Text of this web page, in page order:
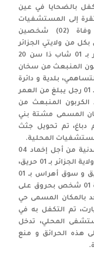
التكفل بالضحايا في عين
إلى المستشفيات
المحلية، للعلم تم تسجيل وفاة (02) شخصين
من ولايتي الجزائر
وقالمة، ولاية الجزائر يتعلق الأمر بـ 01 شاب ذا سن 20
المنبعث من سخان
بلدية و دائرة
الرويبة، ولاية قالمة يتعلق الأمر بـ 01 رجل يبلغ من العمر
المنبعث من
المسمى مشتة بني
دباغ، تم تحويل جثث
المحلية.
للعلم، تدخلت عناصر الحماية المدنية من أجل إخماد 04
حرائق حضرية و مختلفة بكل من ولاية الجزائر بـ 01 حريق،
المدية بـ 01 حريق، تيارت بـ 01 حريق و سوق أهراس بـ 01
حريق، أدت هذه الحرائق إلى إصابة 01 شخص بحروق على
بالمكان المسمى حي
تم التكفل به في
المحلي، تدخل
هذه الحرائق و منع